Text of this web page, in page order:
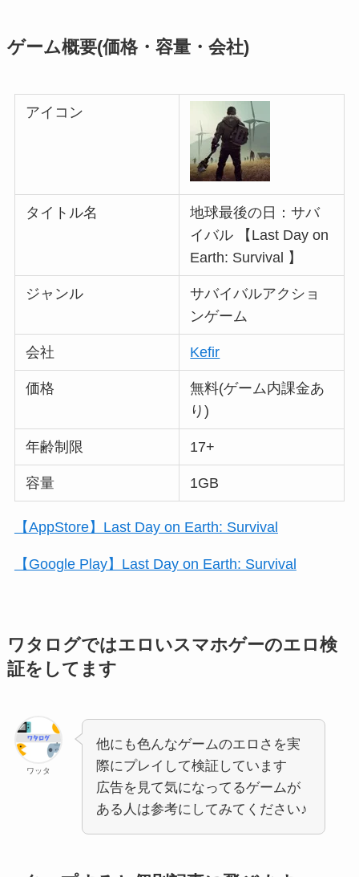
ゲーム概要(価格・容量・会社)
アイコン
タイトル名
地球最後の日：サバ
イバル 【Last Day on
Earth: Survival 】
ジャンル
サバイバルアクショ
ンゲーム
会社 Kefir
価格
無料(ゲーム内課金あ
り)
年齢制限 17+
容量 1GB
【AppStore】Last Day on Earth: Survival
【Google Play】Last Day on Earth: Survival
ワタログではエロいスマホゲーのエロ検
証をしてます
ワッタ
他にも色んなゲームのエロさを実
際にプレイして検証しています
広告を見て気になってるゲームが
ある人は参考にしてみてください♪